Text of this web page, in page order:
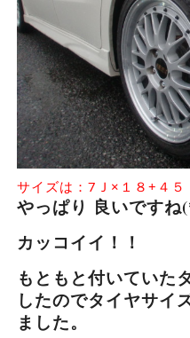
サイズは：7Ｊ×１８+４
やっぱり 良いです
カッコイイ！！
もともと付いていた
したのでタイヤサイ
ました。